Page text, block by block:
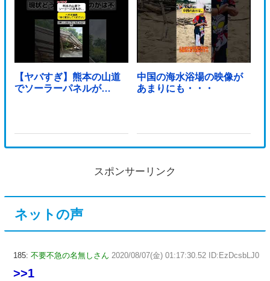
【ヤバすぎ】熊本の山道
でソーラーパネルが…
中国の海水浴場の映像が
あまりにも・・・
スポンサーリンク
ネットの声
185: 不要不急の名無しさん 2020/08/07(金) 01:17:30.52 ID:EzDcsbLJ0
>>1